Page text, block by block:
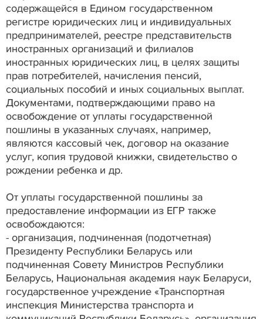
содержащейся в Едином государственном
регистре юридических лиц и индивидуальных
предпринимателей, реестре представительств
иностранных организаций и филиалов
иностранных юридических лиц, в целях защиты
прав потребителей, начисления пенсий,
социальных пособий и иных социальных выплат.
Документами, подтверждающими право на
освобождение от уплаты государственной
пошлины в указанных случаях, например,
являются кассовый чек, договор на оказание
услуг, копия трудовой книжки, свидетельство о
рождении ребенка и др.
От уплаты государственной пошлины за
предоставление информации из ЕГР также
освобождаются:
- организация, подчиненная (подотчетная)
Президенту Республики Беларусь или
подчиненная Совету Министров Республики
Беларусь, Национальная академия наук Беларуси,
государственное учреждение «Транспортная
инспекция Министерства транспорта и